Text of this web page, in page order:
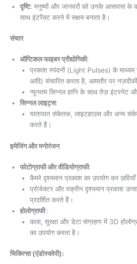
दृष्टि: मनुष्यों और जानवरों को उनके आसपास के
साथ इंटरैक्ट करने में सक्षम बनाता है।
संचार
ऑप्टिकल फाइबर प्रौद्योगिकी:
प्रकाश स्पंदनों (Light Pulses) के
आदि) संचारित करता है, आमतौर पर
न्यूनतम सिग्नल हानि के साथ तेज़ इंटरनेट
सिग्नल लाइट्स:
यातायात संकेतक, लाइटहाउस और अन्य
करते हैं।
इमेजिंग और मनोरंजन
फोटोग्राफी और वीडियोग्राफी:
कैमरे दृश्यमान प्रकाश का उपयोग कर
प्रोजेक्टर और स्क्रीन दृश्यमान प्रकाश
प्रदर्शित करते हैं।
होलोग्राफी:
कला, सुरक्षा और डेटा संग्रहण में 3D
का उपयोग करता है।
चिकित्सा (एंडोस्कोपी):